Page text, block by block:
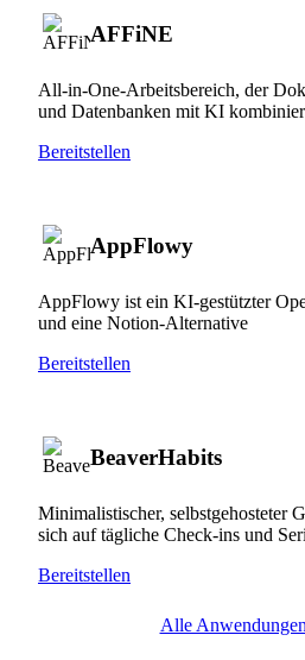
AFFiNE
All-in-One-Arbeitsbereich, der
und Datenbanken mit KI
Bereitstellen
AppFlowy
AppFlowy ist ein KI-gestützter
und eine Notion-Alternative
Bereitstellen
BeaverHabits
Minimalistischer, selbstgehosteter
sich auf tägliche Check-ins und
Bereitstellen
Alle